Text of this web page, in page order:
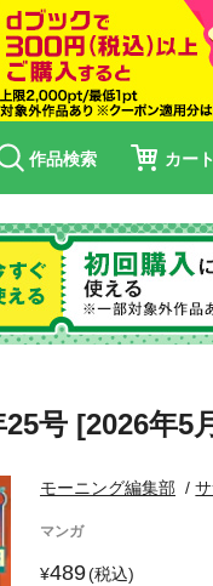
作品検索 カート
号 [2026年5
モーニング編集部
マンガ
489(税込)